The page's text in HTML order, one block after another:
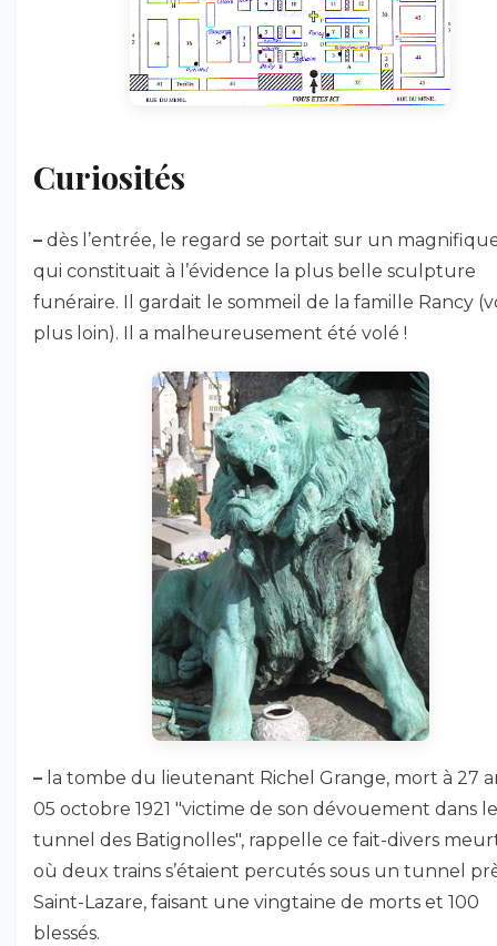
Curiosités
– dès l’entrée, le regard se portait sur un
qui constituait à l’évidence la plus belle sculpture
funéraire. Il gardait le sommeil de la famille Rancy
plus loin). Il a malheureusement été volé !
– la tombe du lieutenant Richel Grange, mort à 27
05 octobre 1921 "victime de son dévouement dans le
tunnel des Batignolles", rappelle ce fait-divers
où deux trains s’étaient percutés sous un tunnel
Saint-Lazare, faisant une vingtaine de morts et 100
blessés.